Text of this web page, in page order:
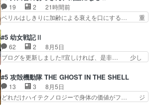
禁物だけど、なかなか結… 「これからもお手入
れ、がんばりゅ」ありが…
られてたら流石に気付かないか… 《漫画版少し読
んだことある》エリックとゴ… ロックは敵に容赦
無くブスっといくから気持… 勇者パーティー再結
構エグいことするよな… ねぇ猫耳ガール、敵の根
城に乗り込む事を同… 世もや替えが利くと復活P
とは？！もう来週…
19 2
21時間前
ベリルはしきりに加齢による衰えを口にする… 重
んじゃないですか。魔物の群を発見した… アマプ
ラにて視聴終わり！サーベルボア討伐… を言い訳
にしたくないものですねwボア狩り… 先生として
のベリルが好きだけど、今回みた… 4人だけでサ
ーベルボアが暴れてると聞い… ちょっと年齢の事
を言いすぎとゆーか言い訳… ベリルの母もやはり
只者じゃなかったかベリ…
#5 幼女戦記Ⅱ
62 2
8月5日
ブログを更新しました!!宜しければ、是非… 少し
ゥーアの唯一の手駒が強すぎる笑あお… 私にとっ
て完全にご褒美回ゼー様の葉巻シー… やはりター
ニャが後方指揮だと展開に迫力が… “貧乏籤百連
無料ガチャ”100連でも1回… 2期入ってから地味
#5 攻殻機動隊 THE GHOST IN THE SHELL
13 3
8月5日
どれだけハイテクノロジーで身体の価値がフ… ジ